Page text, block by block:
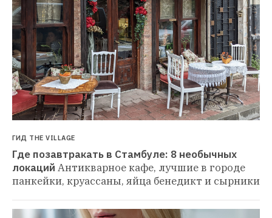
ГИД THE VILLAGE
Где позавтракать в Стамбуле: 8 необычных
локаций Антикварное кафе, лучшие в городе
панкейки, круассаны, яйца бенедикт и сырники